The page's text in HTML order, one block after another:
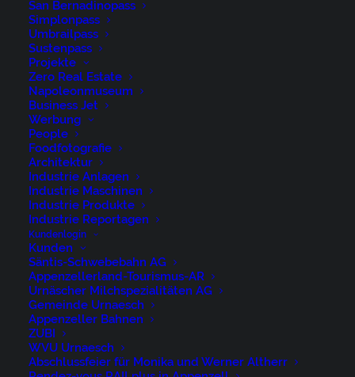
San Bernadinopass
Simplonpass
Umbrailpass
Sustenpass
Projekte
Zero Real Estate
Napoleonmuseum
Business Jet
Werbung
People
Foodfotografie
Architektur
Industrie Anlagen
Industrie Maschinen
Industrie Produkte
Industrie Reportagen
Kundenlogin
Kunden
Säntis-Schwebebahn AG
Appenzellerland-Tourismus-AR
Urnäscher Milchspezialitäten AG
Gemeinde Urnaesch
Appenzeller Bahnen
ZUBI
WVU Urnaesch
Abschlussfeier für Monika und Werner Altherr
Alpen, Appenzell, Appenzell Ausserrohden,
Appenzeller Hinterland, Appenzellermusik, Hochalp,
Kultur, Musik, Ostschweiz, Schweiz, Sennen, Sommer,
Suisse, Switzerland, Tracht, Urnäsch, summer, tradition
René Niederer Fotografie
Nürigstrasse 4
CH 9107 Urnäsch
Switzerland
Phone: +41 79 262 46 52
niederer@artwiese.ch